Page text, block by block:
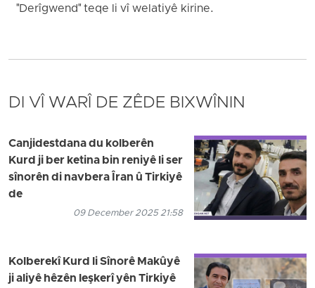
"Derîgwend" teqe li vî welatiyê kirine.
DI VÎ WARÎ DE ZÊDE BIXWÎNIN
Canjidestdana du kolberên
Kurd ji ber ketina bin reniyê li ser
sînorên di navbera Îran û Tirkiyê
de
09 December 2025 21:58
Kolberekî Kurd li Sînorê Makûyê
ji aliyê hêzên leşkerî yên Tirkiyê